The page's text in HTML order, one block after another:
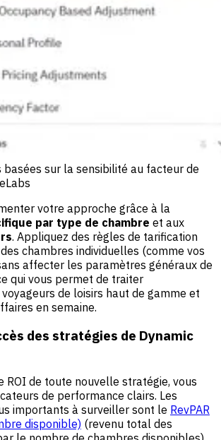
basées sur la sensibilité au facteur de
votre approche grâce à la
par type de chambre et aux
. Appliquez des règles de tarification
chambres individuelles (comme vos
affecter les paramètres généraux de
qui vous permet de traiter
de loisirs haut de gamme et
en semaine.
des stratégies de Dynamic
ROI de toute nouvelle stratégie, vous
de performance clairs. Les
importants à surveiller sont le RevPAR
disponible) (revenu total des